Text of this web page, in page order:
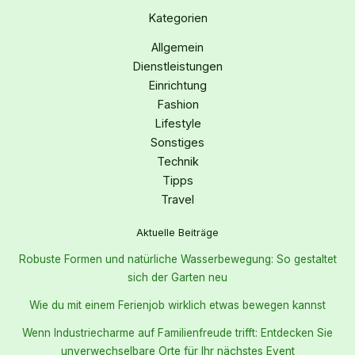
Kategorien
Allgemein
Dienstleistungen
Einrichtung
Fashion
Lifestyle
Sonstiges
Technik
Tipps
Travel
Aktuelle Beiträge
Robuste Formen und natürliche Wasserbewegung: So gestaltet
sich der Garten neu
Wie du mit einem Ferienjob wirklich etwas bewegen kannst
Wenn Industriecharme auf Familienfreude trifft: Entdecken Sie
unverwechselbare Orte für Ihr nächstes Event